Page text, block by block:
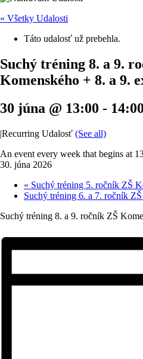
« Všetky Udalosti
Táto udalosť už prebehla.
Suchý tréning 8. a 9.
Komenského + 8. a 9.
30 júna @ 13:00 - 14:00
|Recurring Udalosť (See all)
An event every week that begins at
30. júna 2026
« Suchý tréning 5. ročník ZŠ
Suchý tréning 6. a 7. ročník
Suchý tréning 8. a 9. ročník ZŠ